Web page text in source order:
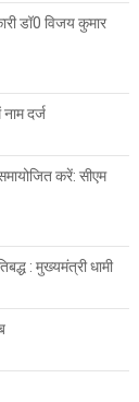
डॉ0 विजय कुमार
दर्ज
करें: सीएम
: मुख्यमंत्री धामी